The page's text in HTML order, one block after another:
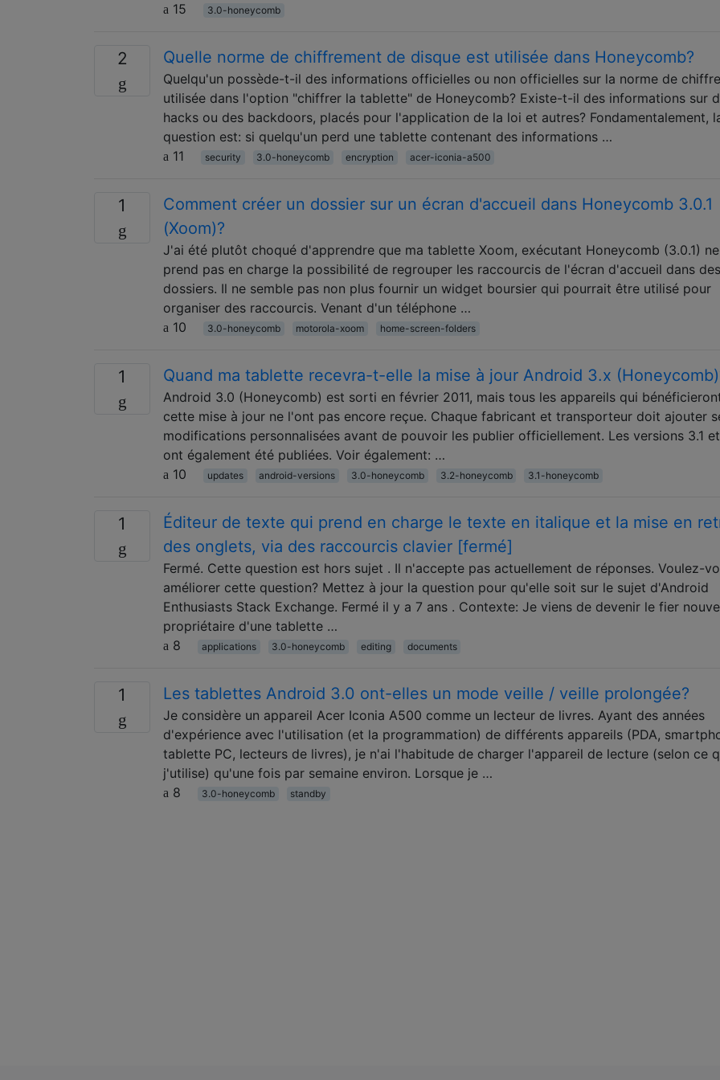
15
3.0-honeycomb
2 Quelle norme de chiffrement de disque est utilisée dans Honeycomb?
Quelqu'un possède-t-il des informations officielles ou non officielles sur la norme de
utilisée dans l'option "chiffrer la tablette" de Honeycomb? Existe-t-il des informations sur
hacks ou des backdoors, placés pour l'application de la loi et autres? Fondamentalement,
question est: si quelqu'un perd une tablette contenant des informations …
11
security 3.0-honeycomb encryption acer-iconia-a500
1
Comment créer un dossier sur un écran d'accueil dans Honeycomb 3.0.1
(Xoom)?
J'ai été plutôt choqué d'apprendre que ma tablette Xoom, exécutant Honeycomb (3.0.1) ne
prend pas en charge la possibilité de regrouper les raccourcis de l'écran d'accueil dans des
dossiers. Il ne semble pas non plus fournir un widget boursier qui pourrait être utilisé pour
organiser des raccourcis. Venant d'un téléphone …
10
3.0-honeycomb motorola-xoom home-screen-folders
1 Quand ma tablette recevra-t-elle la mise à jour Android 3.x
Android 3.0 (Honeycomb) est sorti en février 2011, mais tous les appareils qui
cette mise à jour ne l'ont pas encore reçue. Chaque fabricant et transporteur doit ajouter
modifications personnalisées avant de pouvoir les publier officiellement. Les versions 3.1
ont également été publiées. Voir également: …
10
updates android-versions 3.0-honeycomb 3.2-honeycomb 3.1-honeycomb
1
Éditeur de texte qui prend en charge le texte en italique et la mise en
des onglets, via des raccourcis clavier [fermé]
Fermé. Cette question est hors sujet . Il n'accepte pas actuellement de réponses. Voulez-
améliorer cette question? Mettez à jour la question pour qu'elle soit sur le sujet d'Android
Enthusiasts Stack Exchange. Fermé il y a 7 ans . Contexte: Je viens de devenir le fier
propriétaire d'une tablette …
8
applications 3.0-honeycomb editing documents
1 Les tablettes Android 3.0 ont-elles un mode veille / veille prolongée?
Je considère un appareil Acer Iconia A500 comme un lecteur de livres. Ayant des années
d'expérience avec l'utilisation (et la programmation) de différents appareils (PDA,
tablette PC, lecteurs de livres), je n'ai l'habitude de charger l'appareil de lecture (selon ce
j'utilise) qu'une fois par semaine environ. Lorsque je …
8
3.0-honeycomb standby